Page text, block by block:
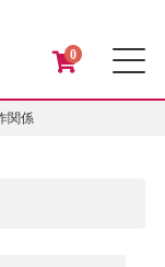
0
関係